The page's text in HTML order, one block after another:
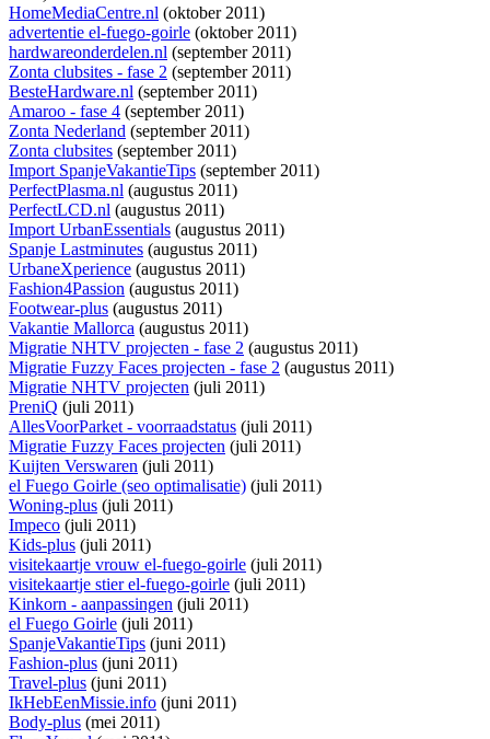
HomeMediaCentre.nl (oktober 2011)
advertentie el-fuego-goirle (oktober 2011)
hardwareonderdelen.nl (september 2011)
Zonta clubsites - fase 2 (september 2011)
BesteHardware.nl (september 2011)
Amaroo - fase 4 (september 2011)
Zonta Nederland (september 2011)
Zonta clubsites (september 2011)
Import SpanjeVakantieTips (september 2011)
PerfectPlasma.nl (augustus 2011)
PerfectLCD.nl (augustus 2011)
Import UrbanEssentials (augustus 2011)
Spanje Lastminutes (augustus 2011)
UrbaneXperience (augustus 2011)
Fashion4Passion (augustus 2011)
Footwear-plus (augustus 2011)
Vakantie Mallorca (augustus 2011)
Migratie NHTV projecten - fase 2 (augustus 2011)
Migratie Fuzzy Faces projecten - fase 2 (augustus 2011)
Migratie NHTV projecten (juli 2011)
PreniQ (juli 2011)
AllesVoorParket - voorraadstatus (juli 2011)
Migratie Fuzzy Faces projecten (juli 2011)
Kuijten Verswaren (juli 2011)
el Fuego Goirle (seo optimalisatie) (juli 2011)
Woning-plus (juli 2011)
Impeco (juli 2011)
Kids-plus (juli 2011)
visitekaartje vrouw el-fuego-goirle (juli 2011)
visitekaartje stier el-fuego-goirle (juli 2011)
Kinkorn - aanpassingen (juli 2011)
el Fuego Goirle (juli 2011)
SpanjeVakantieTips (juni 2011)
Fashion-plus (juni 2011)
Travel-plus (juni 2011)
IkHebEenMissie.info (juni 2011)
Body-plus (mei 2011)